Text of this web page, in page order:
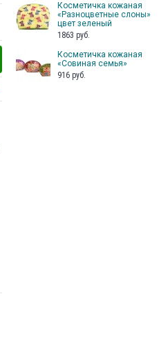
Косметичка кожаная
«Разноцветные слоны»
цвет зеленый
1863 руб.
Косметичка кожаная
«Совиная семья»
916 руб.